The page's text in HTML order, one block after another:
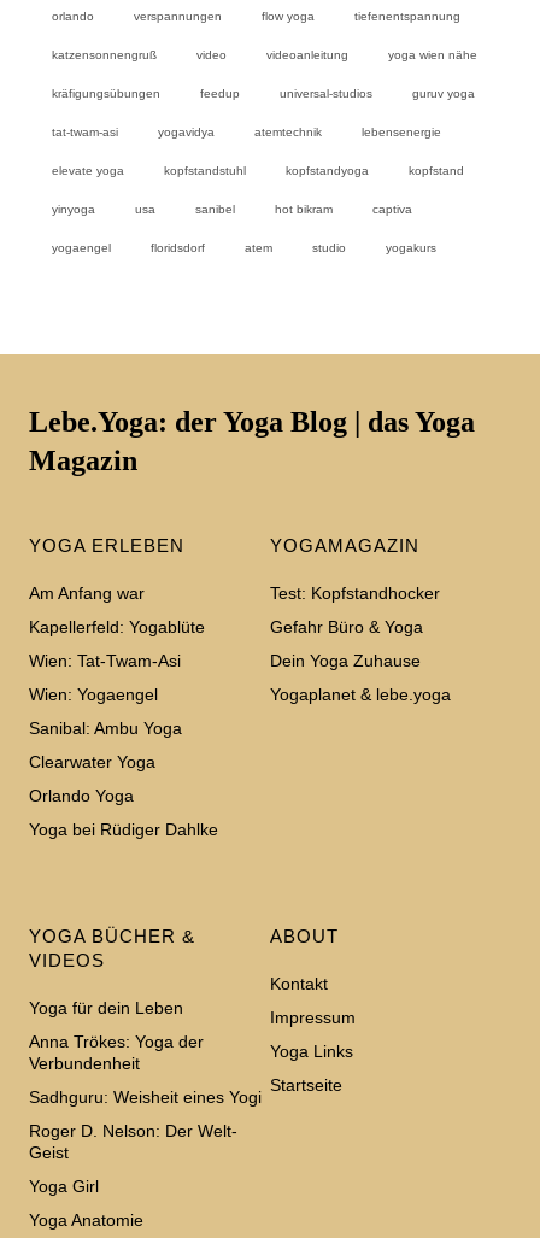
orlando verspannungen flow yoga tiefenentspannung
katzensonnengruß video videoanleitung yoga wien nähe
kräfigungsübungen feedup universal-studios guruv yoga
tat-twam-asi yogavidya atemtechnik lebensenergie
elevate yoga kopfstandstuhl kopfstandyoga kopfstand
yinyoga usa sanibel hot bikram captiva
yogaengel floridsdorf atem studio yogakurs
Lebe.Yoga: der Yoga Blog | das Yoga
Magazin
YOGA ERLEBEN
Am Anfang war
Kapellerfeld: Yogablüte
Wien: Tat-Twam-Asi
Wien: Yogaengel
Sanibal: Ambu Yoga
Clearwater Yoga
Orlando Yoga
Yoga bei Rüdiger Dahlke
YOGAMAGAZIN
Test: Kopfstandhocker
Gefahr Büro & Yoga
Dein Yoga Zuhause
Yogaplanet & lebe.yoga
YOGA BÜCHER &
VIDEOS
Yoga für dein Leben
Anna Trökes: Yoga der
Verbundenheit
Sadhguru: Weisheit eines Yogi
Roger D. Nelson: Der Welt-
Geist
Yoga Girl
Yoga Anatomie
ABOUT
Kontakt
Impressum
Yoga Links
Startseite